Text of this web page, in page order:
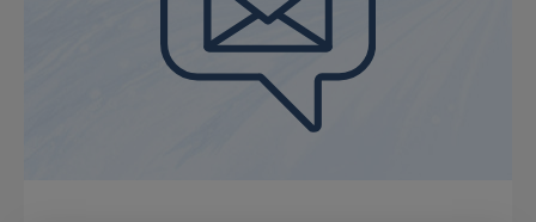
produkten väl tillsluten för att skydda från
ljus och värmekällor. Undvik att använda
produkten när du har infektioner i munnen